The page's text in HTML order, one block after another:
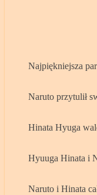
Najpiękniejsza
Naruto przytulił
Hinata Hyuga
Hyuuga Hinata i
Naruto i Hinata